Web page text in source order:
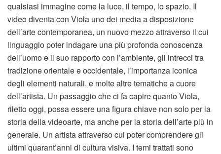
qualsiasi immagine come la luce, il tempo, lo spazio. Il
video diventa con Viola uno dei media a disposizione
dell’arte contemporanea, un nuovo mezzo attraverso il cui
linguaggio poter indagare una più profonda conoscenza
dell’uomo e il suo rapporto con l’ambiente, gli intrecci tra
tradizione orientale e occidentale, l’importanza iconica
degli elementi naturali, e molte altre tematiche a cuore
dell’artista. Un passaggio che ci fa capire quanto Viola,
riletto oggi, possa essere una figura chiave non solo per la
storia della videoarte, ma anche per la storia dell’arte più in
generale. Un artista attraverso cui poter comprendere gli
ultimi quarant’anni di cultura visiva. I temi trattati sono